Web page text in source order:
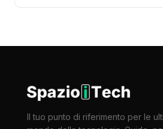
Il tuo punto di riferimento per le